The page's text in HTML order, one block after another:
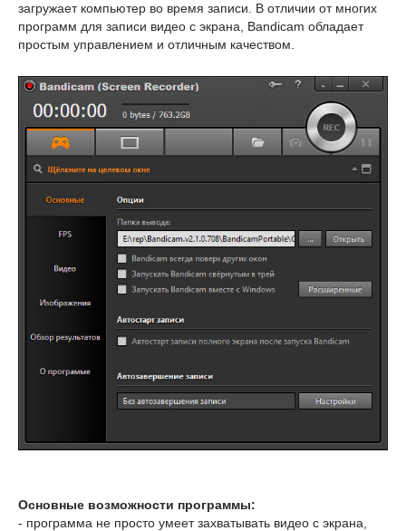
загружает компьютер во время записи. В отличии от многих
программ для записи видео с экрана, Bandicam обладает
простым управлением и отличным качеством.
Основные возможности программы:
- программа не просто умеет захватывать видео с экрана,